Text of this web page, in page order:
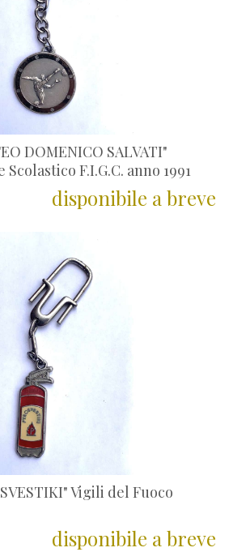
DOMENICO SALVATI"
F.I.G.C. anno 1991
disponibile a breve
Vigili del Fuoco
disponibile a breve